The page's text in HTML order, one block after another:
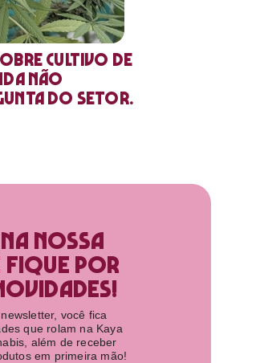
cultivo de
não
do setor.
nossa
fique por
você fica
que rolam na Kaya
além de receber
em primeira mão!